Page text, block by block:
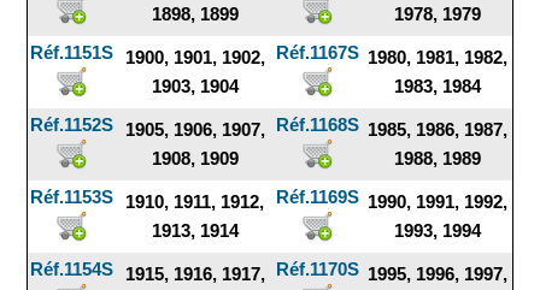
1898, 1899
1978, 1979
Réf.1151S
1900, 1901, 1902,
1903, 1904
Réf.1167S 1980, 1981, 1982,
1983, 1984
Réf.1152S
1905, 1906, 1907,
1908, 1909
Réf.1168S 1985, 1986, 1987,
1988, 1989
Réf.1153S
1910, 1911, 1912,
1913, 1914
Réf.1169S 1990, 1991, 1992,
1993, 1994
Réf.1154S
1915, 1916, 1917,
Réf.1170S 1995, 1996, 1997,